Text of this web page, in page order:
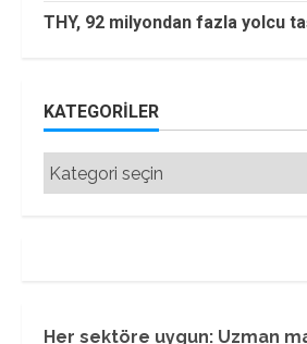
THY, 92 milyondan fazla yolcu
KATEGORILER
Kategoriler
Her sektöre uygun: Uzman